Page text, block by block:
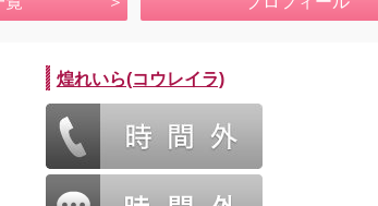
煌れいら(コウレイラ)